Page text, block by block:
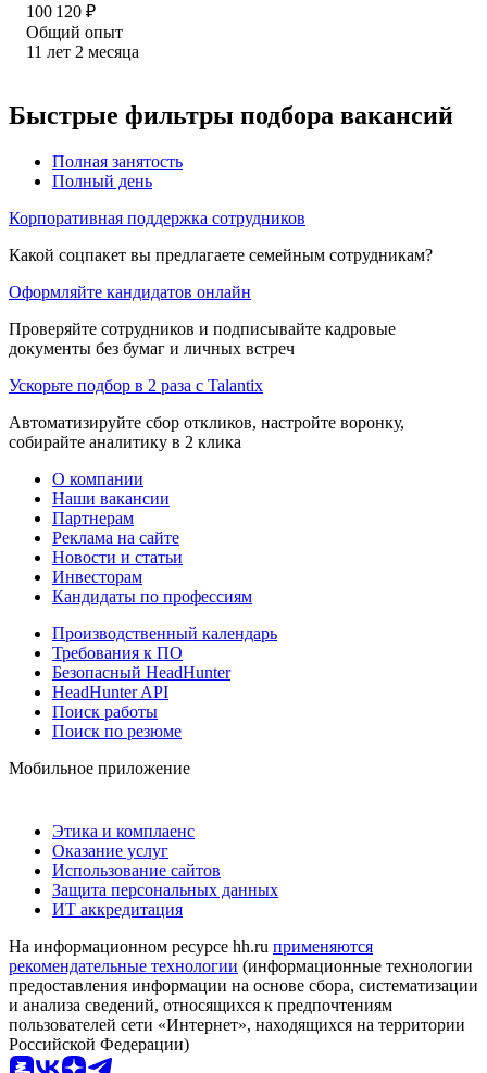
100 120 ₽
Общий опыт
11 лет 2 месяца
Быстрые фильтры подбора вакансий
Полная занятость
Полный день
Корпоративная поддержка сотрудников
Какой соцпакет вы предлагаете семейным сотрудникам?
Оформляйте кандидатов онлайн
Проверяйте сотрудников и подписывайте кадровые
документы без бумаг и личных встреч
Ускорьте подбор в 2 раза с Talantix
Автоматизируйте сбор откликов, настройте воронку,
собирайте аналитику в 2 клика
О компании
Наши вакансии
Партнерам
Реклама на сайте
Новости и статьи
Инвесторам
Кандидаты по профессиям
Производственный календарь
Требования к ПО
Безопасный HeadHunter
HeadHunter API
Поиск работы
Поиск по резюме
Мобильное приложение
Этика и комплаенс
Оказание услуг
Использование сайтов
Защита персональных данных
ИТ аккредитация
На информационном ресурсе hh.ru применяются
рекомендательные технологии (информационные технологии
предоставления информации на основе сбора, систематизации
и анализа сведений, относящихся к предпочтениям
пользователей сети «Интернет», находящихся на территории
Российской Федерации)